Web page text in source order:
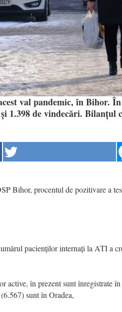
val pandemic, în Bihor.
1.398 de vindecări. Bilanțul
Bihor, procentul de pozitivare a
pacienților internați la ATI a
active, în prezent sunt înregistrate
sunt în Oradea,